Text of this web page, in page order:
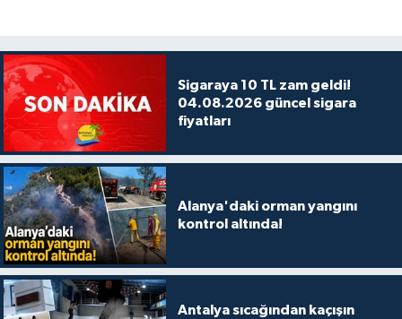
Sigaraya 10 TL zam geldi!
04.08.2026 güncel sigara
fiyatları
Alanya'daki orman yangını
kontrol altında!
Antalya sıcağından kaçışın